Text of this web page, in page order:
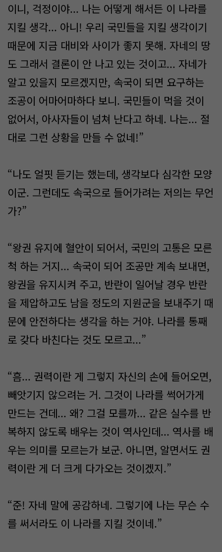
이니, 걱정이야... 나는 어떻게 해서든 이 나라를
지킬 생각... 아니! 우리 국민들을 지킬 생각이기
때문에 지금 대비와 사이가 좋지 못해. 자네의 땅
도 그래서 결론이 안 나고 있는 것이고... 자네가
알고 있을지 모르겠지만, 속국이 되면 요구하는
조공이 어마어마하다 보니. 국민들이 먹을 것이
없어서, 아사자들이 넘쳐 난다고 하네. 나는... 절
대로 그런 상황을 만들 수 없네!”
“나도 얼핏 듣기는 했는데, 생각보다 심각한 모양
이군. 그런데도 속국으로 들어가려는 저의는 무언
가?”
“왕권 유지에 혈안이 되어서, 국민의 고통은 모른
척 하는 거지... 속국이 되어 조공만 계속 보내면,
왕권을 유지시켜 주고, 반란이 일어날 경우 반란
을 제압하고도 남을 정도의 지원군을 보내주기 때
문에 안전하다는 생각을 하는 거야. 나라를 통째
로 갖다 바친다는 것도 모르고...”
“흠... 권력이란 게 그렇지 자신의 손에 들어오면,
빼앗기지 않으려는 거. 그것이 나라를 썩어가게
만드는 건데... 왜? 그걸 모를까... 같은 실수를 반
복하지 않도록 배우는 것이 역사인데... 역사를 배
우는 의미를 모르는가 보군. 아니면, 알면서도 권
력이란 게 더 크게 다가오는 것이겠지.”
“준! 자네 말에 공감하네. 그렇기에 나는 무슨 수
를 써서라도 이 나라를 지킬 것이네.”